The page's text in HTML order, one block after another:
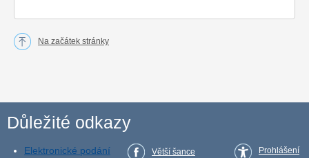
Na začátek stránky
Důležité odkazy
Elektronické podání
Větší šance
Prohlášení